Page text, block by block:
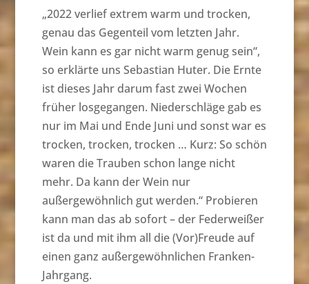
„2022 verlief extrem warm und trocken,
genau das Gegenteil vom letzten Jahr.
Wein kann es gar nicht warm genug sein“,
so erklärte uns Sebastian Huter. Die Ernte
ist dieses Jahr darum fast zwei Wochen
früher losgegangen. Niederschläge gab es
nur im Mai und Ende Juni und sonst war es
trocken, trocken, trocken … Kurz: So schön
waren die Trauben schon lange nicht
mehr. Da kann der Wein nur
außergewöhnlich gut werden.“ Probieren
kann man das ab sofort – der Federweißer
ist da und mit ihm all die (Vor)Freude auf
einen ganz außergewöhnlichen Franken-
Jahrgang.